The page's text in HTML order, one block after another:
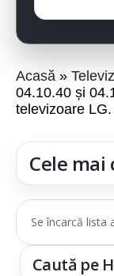
Acasă
04.10.40 și
televizoare
Cele
Se încarcă lista
Caută pe